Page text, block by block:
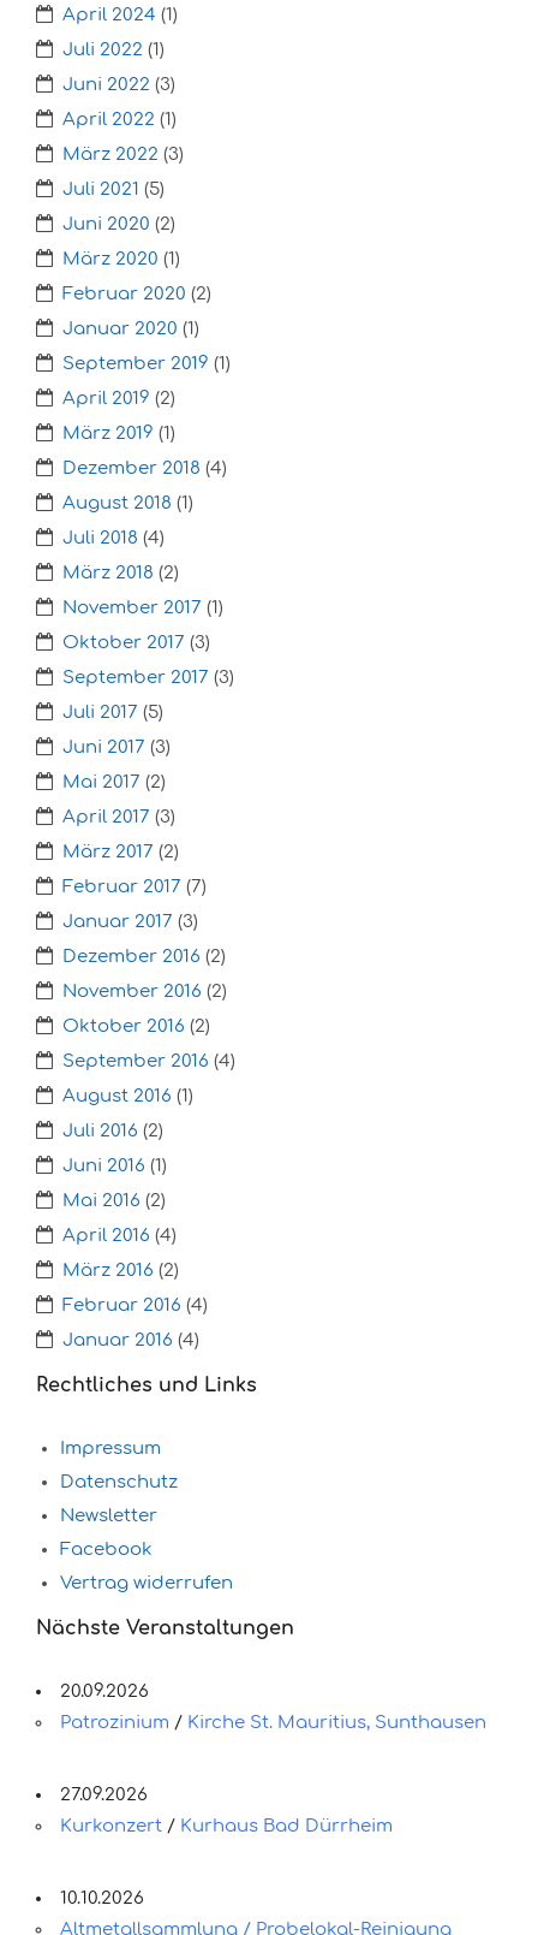
April 2024 (1)
Juli 2022 (1)
Juni 2022 (3)
April 2022 (1)
März 2022 (3)
Juli 2021 (5)
Juni 2020 (2)
März 2020 (1)
Februar 2020 (2)
Januar 2020 (1)
September 2019 (1)
April 2019 (2)
März 2019 (1)
Dezember 2018 (4)
August 2018 (1)
Juli 2018 (4)
März 2018 (2)
November 2017 (1)
Oktober 2017 (3)
September 2017 (3)
Juli 2017 (5)
Juni 2017 (3)
Mai 2017 (2)
April 2017 (3)
März 2017 (2)
Februar 2017 (7)
Januar 2017 (3)
Dezember 2016 (2)
November 2016 (2)
Oktober 2016 (2)
September 2016 (4)
August 2016 (1)
Juli 2016 (2)
Juni 2016 (1)
Mai 2016 (2)
April 2016 (4)
März 2016 (2)
Februar 2016 (4)
Januar 2016 (4)
Rechtliches und Links
Impressum
Datenschutz
Newsletter
Facebook
Vertrag widerrufen
Nächste Veranstaltungen
20.09.2026
Patrozinium / Kirche St. Mauritius, Sunthausen
27.09.2026
Kurkonzert / Kurhaus Bad Dürrheim
10.10.2026
Altmetallsammlung / Probelokal-Reinigung